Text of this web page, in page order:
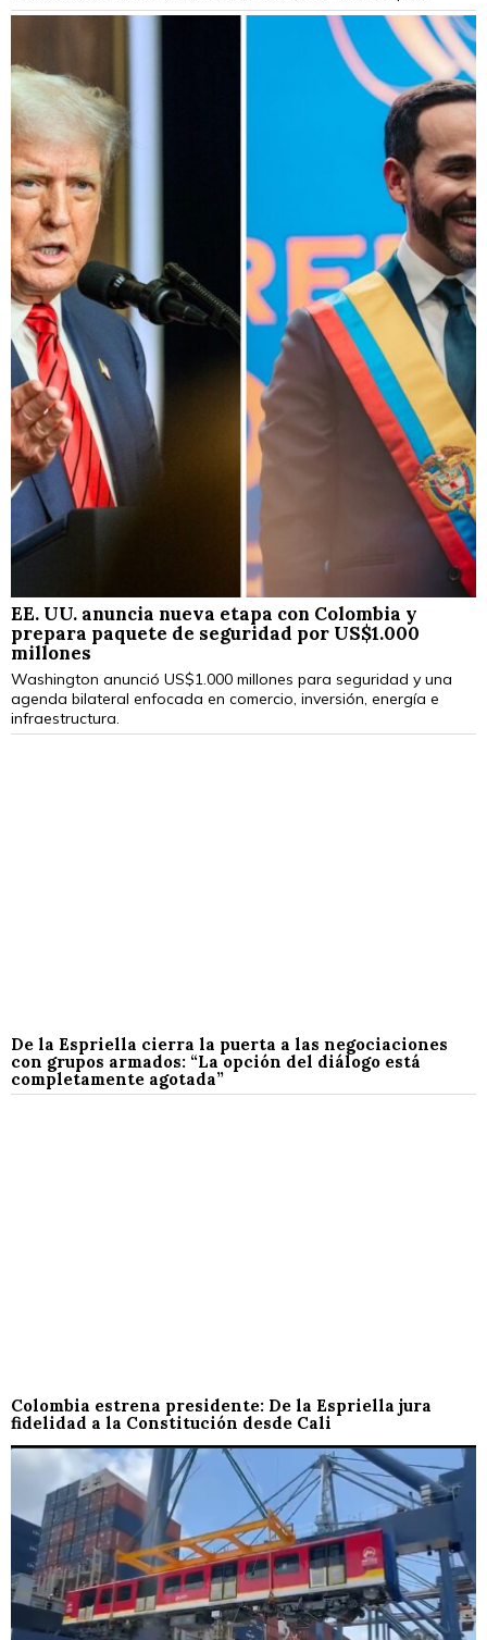
EE. UU. anuncia nueva etapa con Colombia y
prepara paquete de seguridad por US$1.000
millones
Washington anunció US$1.000 millones para seguridad y una
agenda bilateral enfocada en comercio, inversión, energía e
infraestructura.
De la Espriella cierra la puerta a las negociaciones
con grupos armados: “La opción del diálogo está
completamente agotada”
Colombia estrena presidente: De la Espriella jura
fidelidad a la Constitución desde Cali